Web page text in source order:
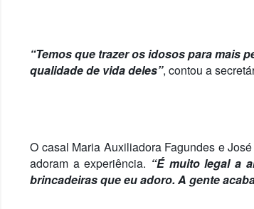
“Temos que trazer os idosos para mais
qualidade de vida deles”, contou a
O casal Maria Auxiliadora Fagundes e
adoram a experiência. “É muito legal a
brincadeiras que eu adoro. A gente